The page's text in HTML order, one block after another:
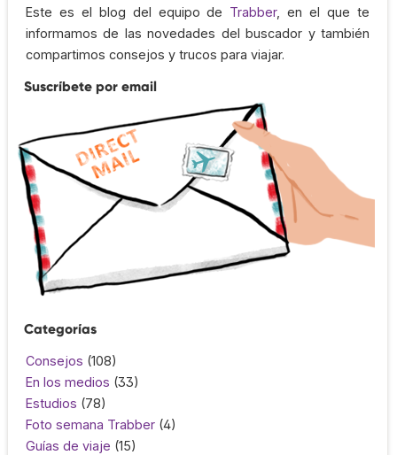
Este es el blog del equipo de Trabber, en el que te
informamos de las novedades del buscador y también
compartimos consejos y trucos para viajar.
Suscríbete por email
Categorías
Consejos (108)
En los medios (33)
Estudios (78)
Foto semana Trabber (4)
Guías de viaje (15)